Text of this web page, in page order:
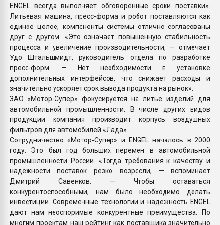
ENGEL всегда выполняет обговоренные сроки поставки».
Литьевая машина, пресс-форма и робот поставляются как
единое целое, компоненты системы отлично согласованы
друг с другом. «Это означает повышенную стабильность
процесса и увеличение производительности, — отмечает
Удо Штальшмидт, руководитель отдела по разработке
пресс-форм. — Нет необходимости в установке
дополнительных интерфейсов, что снижает расходы и
значительно ускоряет срок вывода продукта на рынок».
ЗАО «Мотор-Супер» фокусируется на литье изделий для
автомобильной промышленности. В числе других видов
продукции компания производит корпусы воздушных
фильтров для автомобилей «Лада».
Сотрудничество «Мотор-Супер» и ENGEL началось в 2000
году. Это был год больших перемен в автомобильной
промышленности России. «Тогда требования к качеству и
надежности поставок резко возросли, — вспоминает
Дмитрий Савенков. — Чтобы оставаться
конкурентоспособными, нам было необходимо делать
инвестиции. Современные технологии и надежность ENGEL
дают нам неоспоримые конкурентные преимущества. По
многим проектам наш рейтинг как поставщика значительно